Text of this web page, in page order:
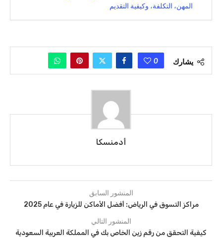
المهن، التكلفة، وكيفية التقديم
يشارك 0
أدمنسكا
المنشور السابق
مراكز التسوق في الرياض: أفضل الأماكن للزيارة في عام 2025
المنشور التالي
كيفية التحقق من رقم زين الخاص بك في المملكة العربية السعودية